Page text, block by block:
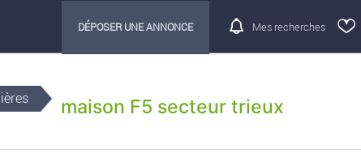
DÉPOSER UNE ANNONCE Mes recherches
maison F5 secteur trieux